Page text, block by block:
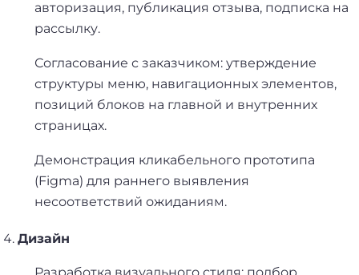
авторизация, публикация отзыва, подписка на
рассылку.
Согласование с заказчиком: утверждение
структуры меню, навигационных элементов,
позиций блоков на главной и внутренних
страницах.
Демонстрация кликабельного прототипа
(Figma) для раннего выявления
несоответствий ожиданиям.
Дизайн